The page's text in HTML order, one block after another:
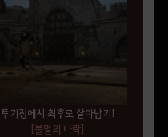
투기장에서 최후로 살아남기!
[불멸의 나락]